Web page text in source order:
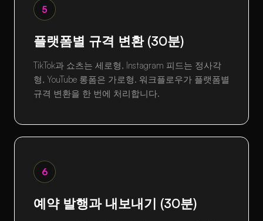
5
플랫폼별 규격 변환 (30분)
TikTok과 쇼츠는 세로형, Instagram 피드는 정사각
형, YouTube 롱폼은 가로형. 워크플로우가 플랫폼별
규격 변환을 한 번에 처리합니다.
6
예약 발행과 내보내기 (30분)